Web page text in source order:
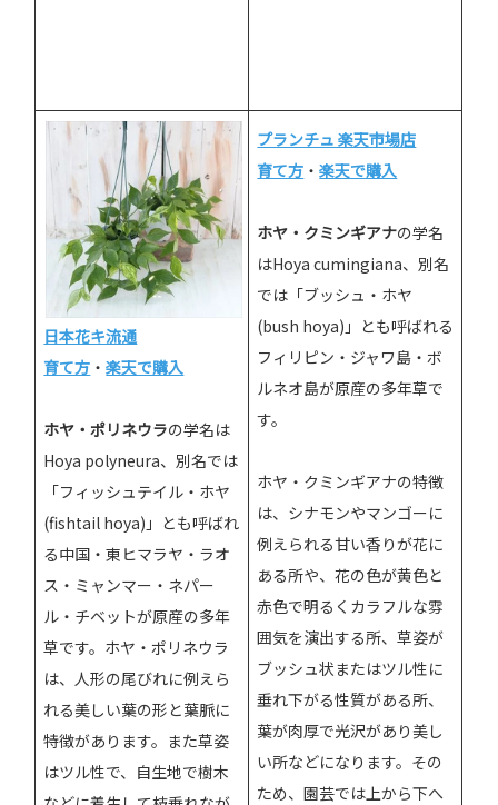
日本花キ流通
育て方 ・楽天で購入
ホヤ・ポリネウラの学名は
Hoya polyneura、別名では
「フィッシュテイル・ホヤ
(fishtail hoya)」とも呼ばれ
る中国・東ヒマラヤ・ラオ
ス・ミャンマー・ネパー
ル・チベットが原産の多年
草です。ホヤ・ポリネウラ
は、人形の尾びれに例えら
れる美しい葉の形と葉脈に
特徴があります。また草姿
はツル性で、自生地で樹木
プランチュ 楽天市場店
育て方 ・楽天で購入
ホヤ・クミンギアナの学名
はHoya cumingiana、別名
では「ブッシュ・ホヤ
(bush hoya)」とも呼ばれる
フィリピン・ジャワ島・ボ
ルネオ島が原産の多年草で
す。
ホヤ・クミンギアナの特徴
は、シナモンやマンゴーに
例えられる甘い香りが花に
ある所や、花の色が黄色と
赤色で明るくカラフルな雰
囲気を演出する所、草姿が
ブッシュ状またはツル性に
垂れ下がる性質がある所、
葉が肉厚で光沢があり美し
い所などになります。その
ため、園芸では上から下へ